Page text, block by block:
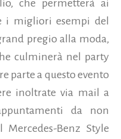
che permetterà ai
i migliori esempi del
pregio alla moda,
culminerà nel party
parte a questo evento
inoltrate via mail a
da non
Benz Style